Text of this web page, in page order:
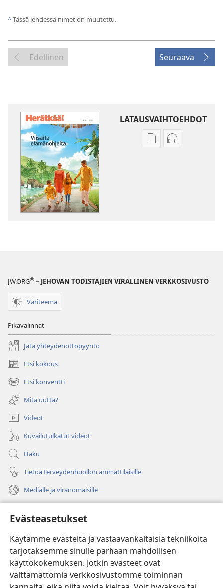
Evästeasetukset
Käytämme evästeitä ja vastaavankaltaisia tekniikoita
tarjotaksemme sinulle parhaan mahdollisen
käyttökokemuksen. Jotkin evästeet ovat
välttämättömiä verkkosivustomme toiminnan
^Tässä lehdessä nimet on muutettu.
Edellinen Seuraava
LATAUSVAIHTOEHDOT
JulkaisujenÄänitteiden
JW.ORG® – JEHOVAN TODISTAJIEN VIRALLINEN VERKKOSIVUSTO
Väriteema
Pikavalinnat
Jätä yhteydenottopyyntö
Etsi kokous
(avaa
uuden
ikkunan)
Etsi konventti
(avaa
uuden
ikkunan)
Mitä uutta?
Videot
Kuvailutulkatut videot
Haku
Tietoa terveydenhuollon ammattilaisille
Medialle ja viranomaisille
(avaa
uuden
ikkunan)Vartiotornin VERKKOKIRJASTO
(avaa
uuden
ikkunan)JW Hub